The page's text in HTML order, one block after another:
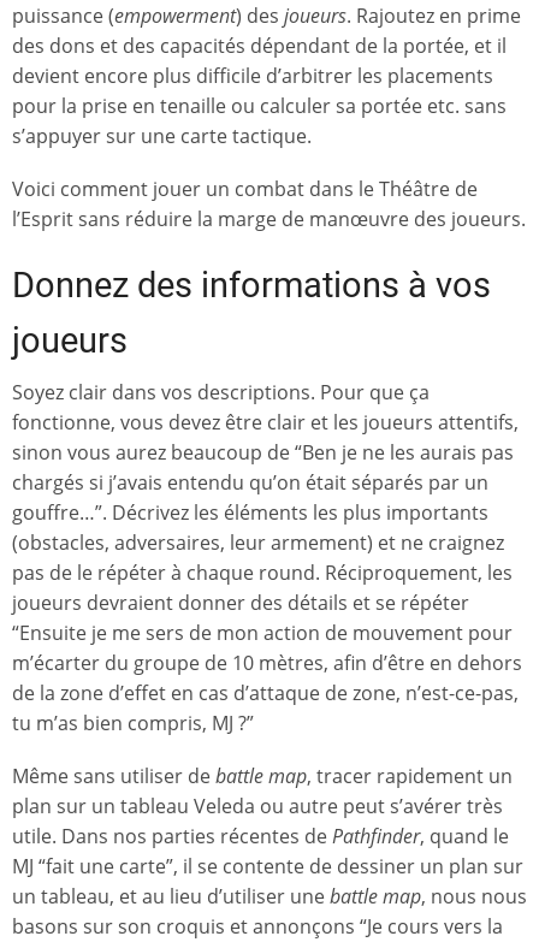
puissance (empowerment) des joueurs. Rajoutez en prime
des dons et des capacités dépendant de la portée, et il
devient encore plus difficile d’arbitrer les placements
pour la prise en tenaille ou calculer sa portée etc. sans
s’appuyer sur une carte tactique.
Voici comment jouer un combat dans le Théâtre de
l’Esprit sans réduire la marge de manœuvre des joueurs.
Donnez des informations à vos
joueurs
Soyez clair dans vos descriptions. Pour que ça
fonctionne, vous devez être clair et les joueurs attentifs,
sinon vous aurez beaucoup de “Ben je ne les aurais pas
chargés si j’avais entendu qu’on était séparés par un
gouffre…”. Décrivez les éléments les plus importants
(obstacles, adversaires, leur armement) et ne craignez
pas de le répéter à chaque round. Réciproquement, les
joueurs devraient donner des détails et se répéter
“Ensuite je me sers de mon action de mouvement pour
m’écarter du groupe de 10 mètres, afin d’être en dehors
de la zone d’effet en cas d’attaque de zone, n’est-ce-pas,
tu m’as bien compris, MJ ?”
Même sans utiliser debattle map, tracer rapidement un
plan sur un tableau Veleda ou autre peut s’avérer très
utile. Dans nos parties récentes dePathfinder, quand le
MJ “fait une carte”, il se contente de dessiner un plan sur
un tableau, et au lieu d’utiliser unebattle map, nous nous
basons sur son croquis et annonçons “Je cours vers la